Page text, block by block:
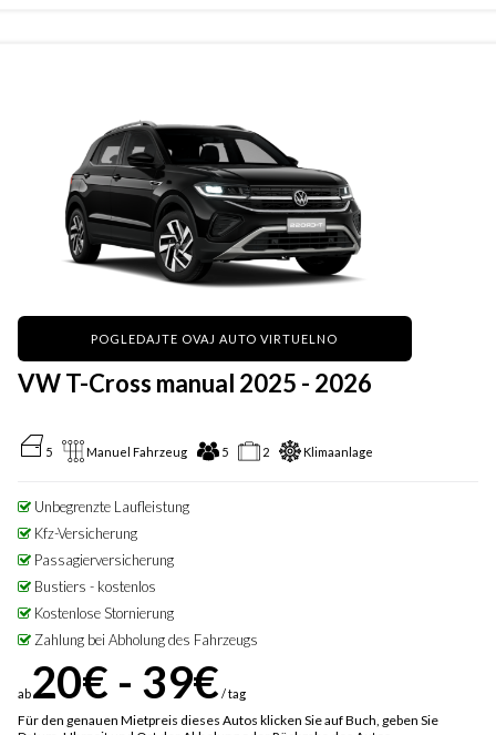
POGLEDAJTE OVAJ AUTO VIRTUELNO
VW T-Cross manual 2025 - 2026
5 Manuel Fahrzeug 5 2 Klimaanlage
Unbegrenzte Laufleistung
Kfz-Versicherung
Passagierversicherung
Bustiers - kostenlos
Kostenlose Stornierung
Zahlung bei Abholung des Fahrzeugs
ab20€ - 39€ / tag
Für den genauen Mietpreis dieses Autos klicken Sie auf Buch, geben Sie